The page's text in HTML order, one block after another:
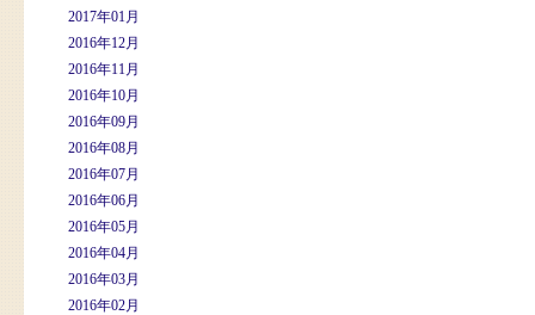
2017年01月
2016年12月
2016年11月
2016年10月
2016年09月
2016年08月
2016年07月
2016年06月
2016年05月
2016年04月
2016年03月
2016年02月